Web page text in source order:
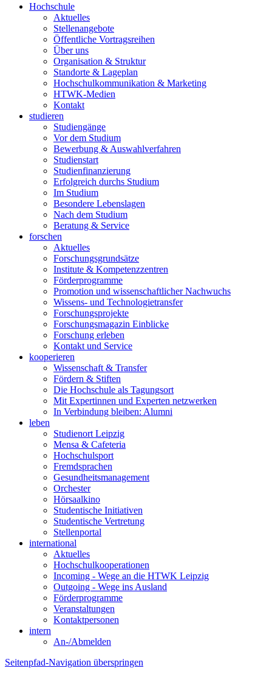
Hochschule
Aktuelles
Stellenangebote
Öffentliche Vortragsreihen
Über uns
Organisation & Struktur
Standorte & Lageplan
Hochschulkommunikation & Marketing
HTWK-Medien
Kontakt
studieren
Studiengänge
Vor dem Studium
Bewerbung & Auswahlverfahren
Studienstart
Studienfinanzierung
Erfolgreich durchs Studium
Im Studium
Besondere Lebenslagen
Nach dem Studium
Beratung & Service
forschen
Aktuelles
Forschungsgrundsätze
Institute & Kompetenzzentren
Förderprogramme
Promotion und wissenschaftlicher Nachwuchs
Wissens- und Technologietransfer
Forschungsprojekte
Forschungsmagazin Einblicke
Forschung erleben
Kontakt und Service
kooperieren
Wissenschaft & Transfer
Fördern & Stiften
Die Hochschule als Tagungsort
Mit Expertinnen und Experten netzwerken
In Verbindung bleiben: Alumni
leben
Studienort Leipzig
Mensa & Cafeteria
Hochschulsport
Fremdsprachen
Gesundheitsmanagement
Orchester
Hörsaalkino
Studentische Initiativen
Studentische Vertretung
Stellenportal
international
Aktuelles
Hochschulkooperationen
Incoming - Wege an die HTWK Leipzig
Outgoing - Wege ins Ausland
Förderprogramme
Veranstaltungen
Kontaktpersonen
intern
An-/Abmelden
Seitenpfad-Navigation überspringen